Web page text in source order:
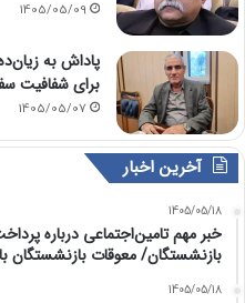
1405/05/09
پاداش به
برای شفافیت
1405/05/07
آخرین اخبار
1405/05/18
خبر مهم تامین‌اجتماعی درباره
بازنشستگان/ معوقات بازنشستگان
1405/05/18